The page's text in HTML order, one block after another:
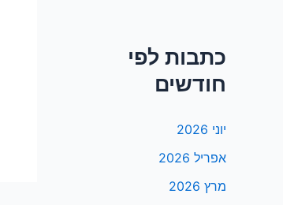
כתבות לפי
חודשים
יוני 2026
אפריל 2026
מרץ 2026